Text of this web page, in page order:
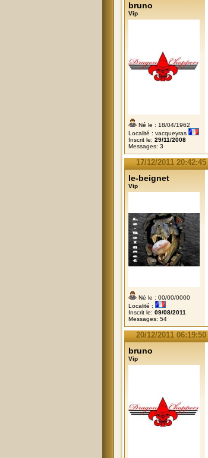
bruno
Vip
Né le : 18/04/1962
Localité : vacqueyras
Inscrit le: 29/11/2008
Messages: 3
17/12/2011 20:42:45
le-beignet
Vip
Né le : 00/00/0000
Localité :
Inscrit le: 09/08/2011
Messages: 54
20/12/2011 06:19:50
bruno
Vip